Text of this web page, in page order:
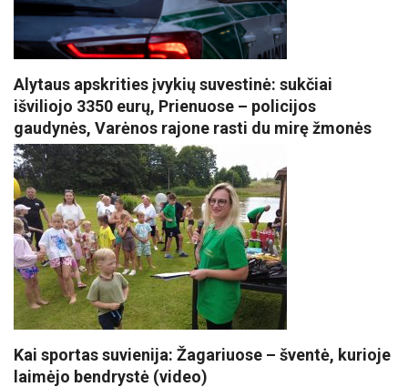
Alytaus apskrities įvykių suvestinė: sukčiai
išviliojo 3350 eurų, Prienuose – policijos
gaudynės, Varėnos rajone rasti du mirę žmonės
Kai sportas suvienija: Žagariuose – šventė, kurioje
laimėjo bendrystė (video)